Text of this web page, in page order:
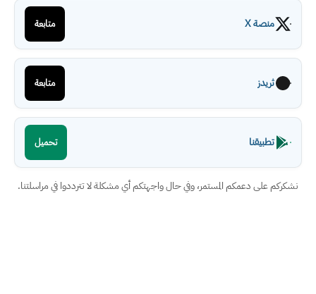
منصة X متابعة
ثريدز متابعة
تطبيقنا تحميل
نشكركم على دعمكم المستمر، وفي حال واجهتكم أي مشكلة لا تترددوا في مراسلتنا.